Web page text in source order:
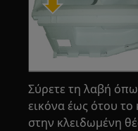
Σύρετε τη λαβή
εικόνα έως ότου το
στην κλειδωμένη